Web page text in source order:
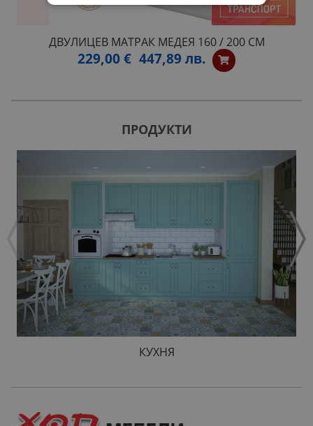
ДВУЛИЦЕВ МАТРАК МЕДЕЯ 160 / 200 СМ
229,00 € 447,89 лв.
ПРОДУКТИ
КУХНЯ